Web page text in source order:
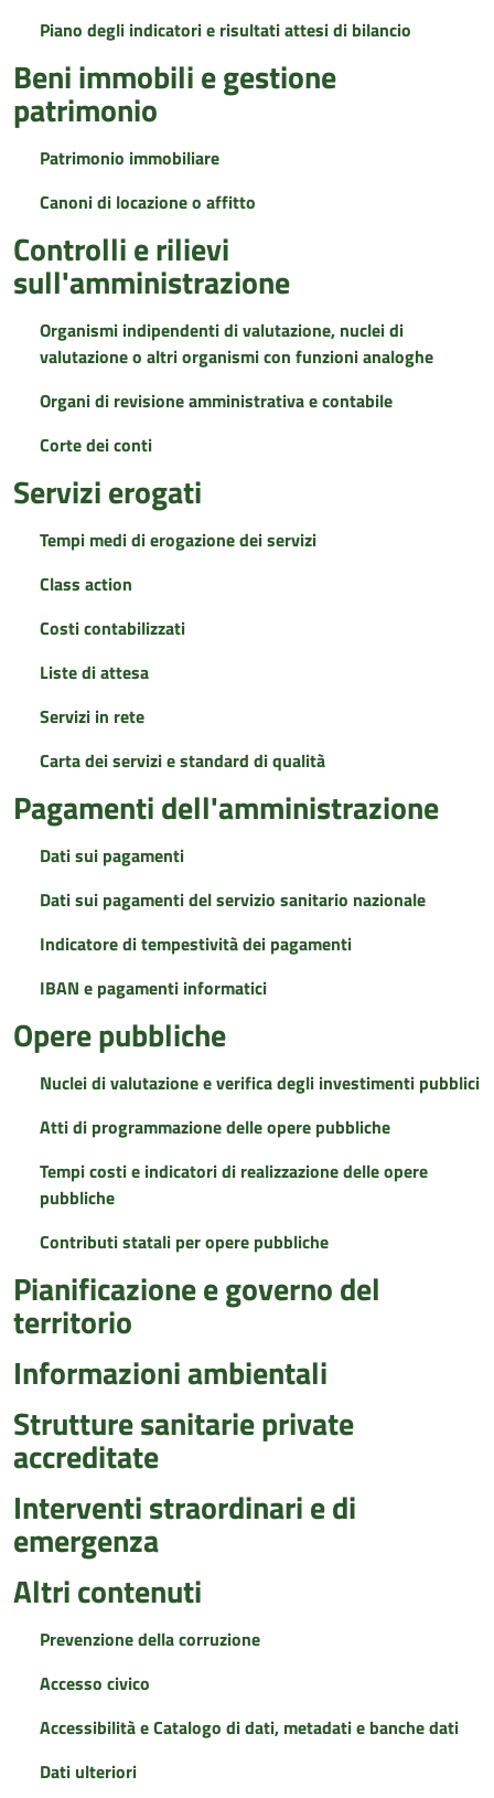
Piano degli indicatori e risultati attesi di bilancio
Beni immobili e gestione
patrimonio
Patrimonio immobiliare
Canoni di locazione o affitto
Controlli e rilievi
sull'amministrazione
Organismi indipendenti di valutazione, nuclei di
valutazione o altri organismi con funzioni analoghe
Organi di revisione amministrativa e contabile
Corte dei conti
Servizi erogati
Tempi medi di erogazione dei servizi
Class action
Costi contabilizzati
Liste di attesa
Servizi in rete
Carta dei servizi e standard di qualità
Pagamenti dell'amministrazione
Dati sui pagamenti
Dati sui pagamenti del servizio sanitario nazionale
Indicatore di tempestività dei pagamenti
IBAN e pagamenti informatici
Opere pubbliche
Nuclei di valutazione e verifica degli investimenti pubblici
Atti di programmazione delle opere pubbliche
Tempi costi e indicatori di realizzazione delle opere
pubbliche
Contributi statali per opere pubbliche
Pianificazione e governo del
territorio
Informazioni ambientali
Strutture sanitarie private
accreditate
Interventi straordinari e di
emergenza
Altri contenuti
Prevenzione della corruzione
Accesso civico
Accessibilità e Catalogo di dati, metadati e banche dati
Dati ulteriori